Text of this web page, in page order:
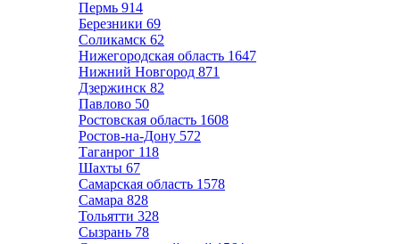
Пермь 914
Березники 69
Соликамск 62
Нижегородская область 1647
Нижний Новгород 871
Дзержинск 82
Павлово 50
Ростовская область 1608
Ростов-на-Дону 572
Таганрог 118
Шахты 67
Самарская область 1578
Самара 828
Тольятти 328
Сызрань 78